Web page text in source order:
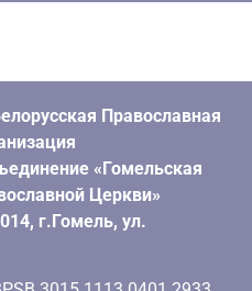
Православная
«Гомельская
Церкви»
г.Гомель, ул.